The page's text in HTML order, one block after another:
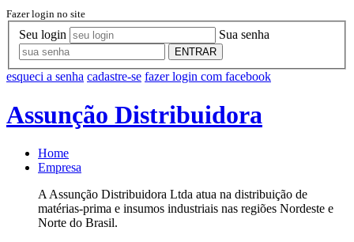
Fazer login no site
Seu login Sua senha
ENTRAR
esqueci a senha cadastre-se fazer login com facebook
Assunção Distribuidora
Home
Empresa
A Assunção Distribuidora Ltda atua na distribuição de
matérias-prima e insumos industriais nas regiões Nordeste e
Norte do Brasil.